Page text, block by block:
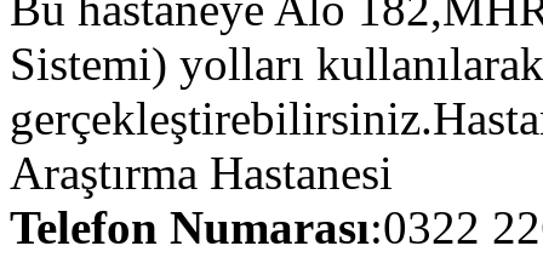
Sistemi) yolları
Araştırma Hastanesi
Telefon Numarası:0322